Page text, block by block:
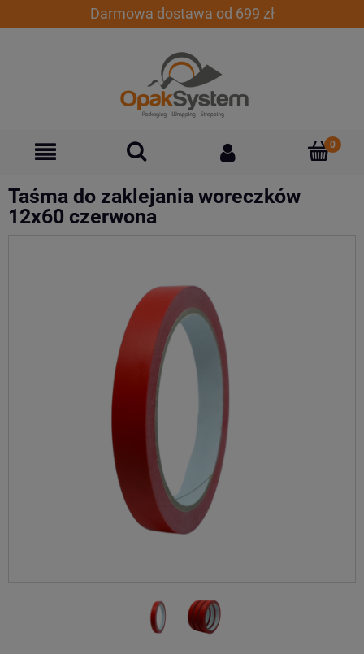
Darmowa dostawa od 699 zł
Taśma do zaklejania woreczków
12x60 czerwona